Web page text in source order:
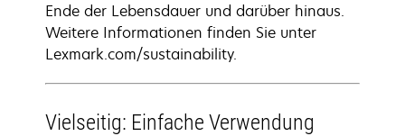
Ende der Lebensdauer und darüber hinaus.
Weitere Informationen finden Sie unter
Lexmark.com/sustainability.
Vielseitig: Einfache Verwendung